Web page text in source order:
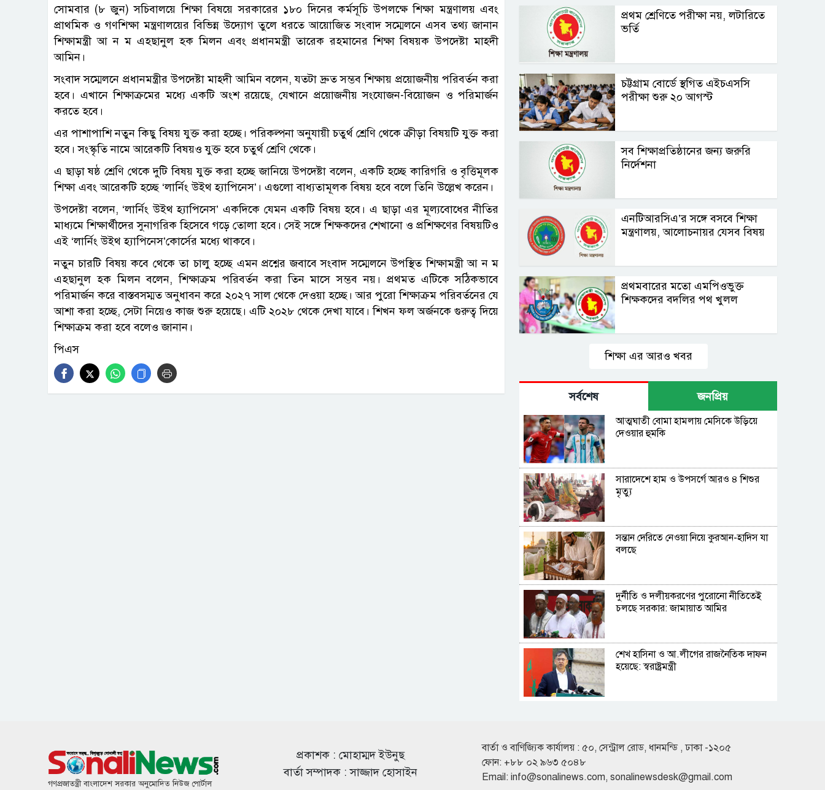
সোমবার (৮ জুন) সচিবালয়ে শিক্ষা বিষয়ে সরকারের ১৮০ দিনের কর্মসূচি উপলক্ষে শিক্ষা মন্ত্রণালয় এবং
প্রাথমিক ও গণশিক্ষা মন্ত্রণালয়ের বিভিন্ন উদ্যোগ তুলে ধরতে আয়োজিত সংবাদ সম্মেলনে এসব তথ্য জানান
শিক্ষামন্ত্রী আ ন ম এহছানুল হক মিলন এবং প্রধানমন্ত্রী তারেক রহমানের শিক্ষা বিষয়ক উপদেষ্টা মাহ্দী
আমিন।
সংবাদ সম্মেলনে প্রধানমন্ত্রীর উপদেষ্টা মাহ্দী আমিন বলেন, যতটা দ্রুত সম্ভব শিক্ষায় প্রয়োজনীয় পরিবর্তন করা
হবে। এখানে শিক্ষাক্রমের মধ্যে একটি অংশ রয়েছে, যেখানে প্রয়োজনীয় সংযোজন-বিয়োজন ও পরিমার্জন
করতে হবে।
এর পাশাপাশি নতুন কিছু বিষয় যুক্ত করা হচ্ছে। পরিকল্পনা অনুযায়ী চতুর্থ শ্রেণি থেকে ক্রীড়া বিষয়টি যুক্ত করা
হবে। সংস্কৃতি নামে আরেকটি বিষয়ও যুক্ত হবে চতুর্থ শ্রেণি থেকে।
এ ছাড়া ষষ্ঠ শ্রেণি থেকে দুটি বিষয় যুক্ত করা হচ্ছে জানিয়ে উপদেষ্টা বলেন, একটি হচ্ছে কারিগরি ও বৃত্তিমূলক
শিক্ষা এবং আরেকটি হচ্ছে ‘লার্নিং উইথ হ্যাপিনেস’। এগুলো বাধ্যতামূলক বিষয় হবে বলে তিনি উল্লেখ করেন।
উপদেষ্টা বলেন, ‘লার্নিং উইথ হ্যাপিনেস’ একদিকে যেমন একটি বিষয় হবে। এ ছাড়া এর মূল্যবোধের নীতির
মাধ্যমে শিক্ষার্থীদের সুনাগরিক হিসেবে গড়ে তোলা হবে। সেই সঙ্গে শিক্ষকদের শেখানো ও প্রশিক্ষণের বিষয়টিও
এই ‘লার্নিং উইথ হ্যাপিনেস’কোর্সের মধ্যে থাকবে।
নতুন চারটি বিষয় কবে থেকে তা চালু হচ্ছে এমন প্রশ্নের জবাবে সংবাদ সম্মেলনে উপস্থিত শিক্ষামন্ত্রী আ ন ম
এহছানুল হক মিলন বলেন, শিক্ষাক্রম পরিবর্তন করা তিন মাসে সম্ভব নয়। প্রথমত এটিকে সঠিকভাবে
পরিমার্জন করে বাস্তবসম্মত অনুধাবন করে ২০২৭ সাল থেকে দেওয়া হচ্ছে। আর পুরো শিক্ষাক্রম পরিবর্তনের যে
আশা করা হচ্ছে, সেটা নিয়েও কাজ শুরু হয়েছে। এটি ২০২৮ থেকে দেখা যাবে। শিখন ফল অর্জনকে গুরুত্ব দিয়ে
শিক্ষাক্রম করা হবে বলেও জানান।
পিএস
প্রথম শ্রেণিতে পরীক্ষা নয়, লটারিতে
ভর্তি
চট্টগ্রাম বোর্ডে স্থগিত এইচএসসি
পরীক্ষা শুরু ২০ আগস্ট
সব শিক্ষাপ্রতিষ্ঠানের জন্য জরুরি
নির্দেশনা
এনটিআরসিএ’র সঙ্গে বসবে শিক্ষা
মন্ত্রণালয়, আলোচনায়র যেসব বিষয়
প্রথমবারের মতো এমপিওভুক্ত
শিক্ষকদের বদলির পথ খুলল
শিক্ষা এর আরও খবর
সর্বশেষ জনপ্রিয়
আত্মঘাতী বোমা হামলায় মেসিকে উড়িয়ে
দেওয়ার হুমকি
সারাদেশে হাম ও উপসর্গে আরও ৪ শিশুর
মৃত্যু
সন্তান দেরিতে নেওয়া নিয়ে কুরআন-হাদিস যা
বলছে
দুর্নীতি ও দলীয়করণের পুরোনো নীতিতেই
চলছে সরকার: জামায়াত আমির
শেখ হাসিনা ও আ.লীগের রাজনৈতিক দাফন
হয়েছে: স্বরাষ্ট্রমন্ত্রী
বিশ্বকাপে মেসিকে নিয়ে গোপন নথি ফাঁস
মার্কিন প্রতিবেদনে
গণপ্রজাতন্ত্রী বাংলাদেশ সরকার অনুমোদিত নিউজ পোর্টাল
প্রকাশক : মোহাম্মদ ইউনুছ
বার্তা সম্পাদক : সাজ্জাদ হোসাইন
বার্তা ও বাণিজ্যিক কার্যালয় : ৫০, সেন্ট্রাল রোড, ধানমন্ডি , ঢাকা -১২০৫
ফোন: +৮৮ ০২ ৯৬৩ ৫০৪৮
Email: info@sonalinews.com, sonalinewsdesk@gmail.com